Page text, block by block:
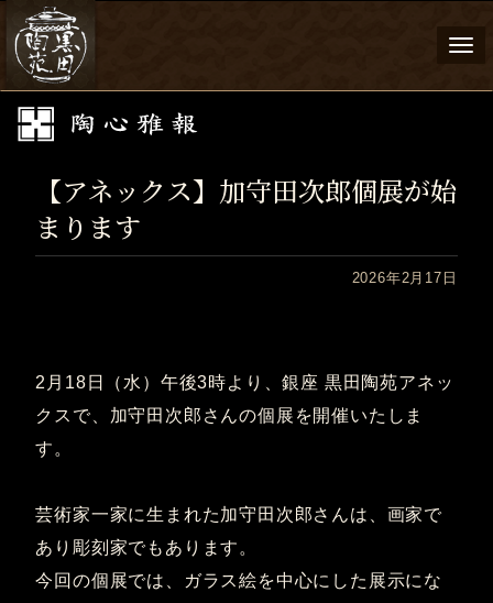
【アネックス】加守田次郎個展が始
まります
2026年2月17日
2月18日（水）午後3時より、銀座 黒田陶苑アネッ
クスで、加守田次郎さんの個展を開催いたしま
す。
芸術家一家に生まれた加守田次郎さんは、画家で
あり彫刻家でもあります。
今回の個展では、ガラス絵を中心にした展示にな